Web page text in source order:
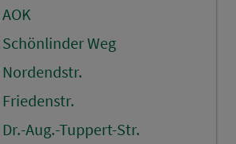
Weg
Aug.-Tuppert-Str.